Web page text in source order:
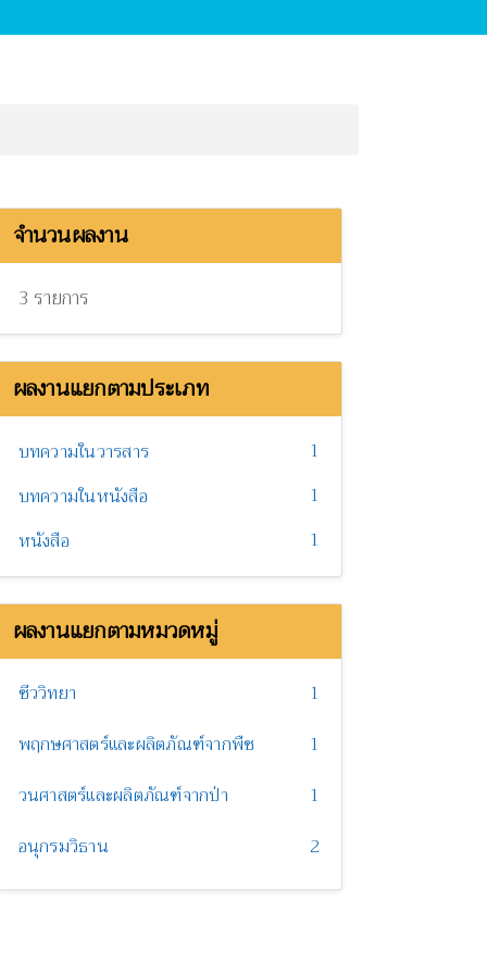
จำนวนผลงาน
3 รายการ
ผลงานแยกตามประเภท
บทความในวารสาร
1
บทความในหนังสือ
1
หนังสือ
1
ผลงานแยกตามหมวดหมู่
ชีววิทยา
1
พฤกษศาสตร์และผลิตภัณฑ์จากพืช
1
วนศาสตร์และผลิตภัณฑ์จากป่า
1
อนุกรมวิธาน
2